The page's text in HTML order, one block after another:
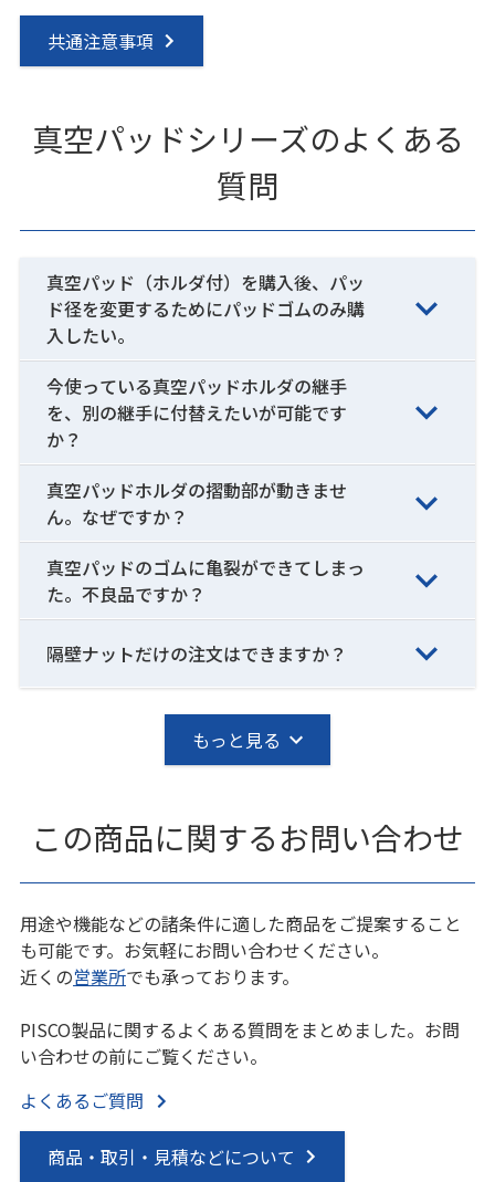
共通注意事項
真空パッドシリーズのよくある
質問
真空パッド（ホルダ付）を購入後、パッ
ド径を変更するためにパッドゴムのみ購
入したい。
今使っている真空パッドホルダの継手
を、別の継手に付替えたいが可能です
か？
真空パッドホルダの摺動部が動きませ
ん。なぜですか？
真空パッドのゴムに亀裂ができてしまっ
た。不良品ですか？
隔壁ナットだけの注文はできますか？
もっと見る
この商品に関するお問い合わせ
用途や機能などの諸条件に適した商品をご提案すること
も可能です。お気軽にお問い合わせください。
近くの営業所でも承っております。
PISCO製品に関するよくある質問をまとめました。お問
い合わせの前にご覧ください。
よくあるご質問
商品・取引・見積などについて